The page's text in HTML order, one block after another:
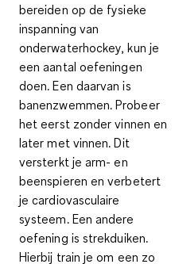
bereiden op de fysieke
inspanning van
onderwaterhockey, kun je
een aantal oefeningen
doen. Een daarvan is
banenzwemmen. Probeer
het eerst zonder vinnen en
later met vinnen. Dit
versterkt je arm- en
beenspieren en verbetert
je cardiovasculaire
systeem. Een andere
oefening is strekduiken.
Hierbij train je om een zo